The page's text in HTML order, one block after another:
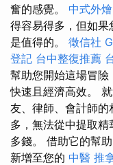
奮的感覺。 中式外燴
得容易得多，但如
是值得的。 徵信社
登記 台中整復推薦
幫助您開始這場冒險
快速且經濟高效。
友、律師、會計師
多，無法從中提取
多錢。 借助它的幫
新增至您的 中醫 推